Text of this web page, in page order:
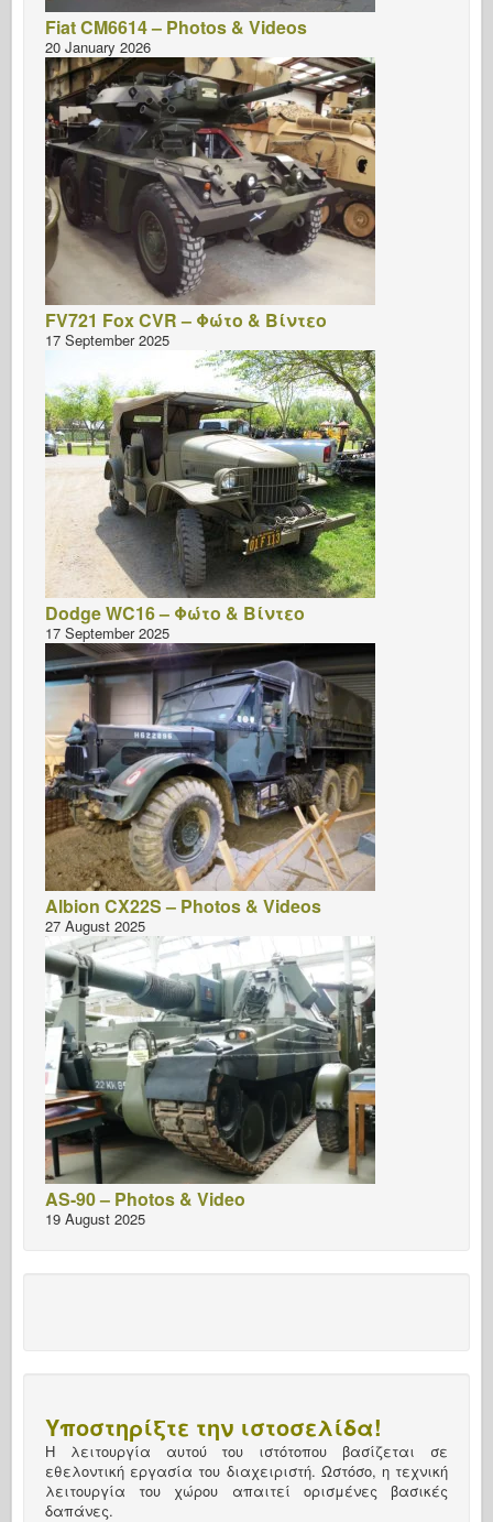
Fiat CM6614 – Photos & Videos
20 January 2026
FV721 Fox CVR – Φώτο & Βίντεο
17 September 2025
Dodge WC16 – Φώτο & Βίντεο
17 September 2025
Albion CX22S – Photos & Videos
27 August 2025
AS-90 – Photos & Video
19 August 2025
Υποστηρίξτε την ιστοσελίδα!
Η λειτουργία αυτού του ιστότοπου βασίζεται σε
εθελοντική εργασία του διαχειριστή. Ωστόσο, η τεχνική
λειτουργία του χώρου απαιτεί ορισμένες βασικές
δαπάνες.